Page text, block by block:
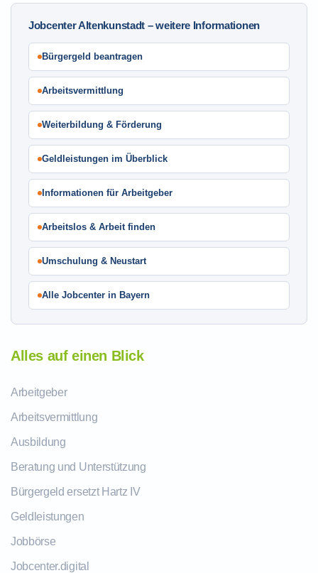
Jobcenter Altenkunstadt – weitere Informationen
Bürgergeld beantragen
Arbeitsvermittlung
Weiterbildung & Förderung
Geldleistungen im Überblick
Informationen für Arbeitgeber
Arbeitslos & Arbeit finden
Umschulung & Neustart
Alle Jobcenter in Bayern
Alles auf einen Blick
Arbeitgeber
Arbeitsvermittlung
Ausbildung
Beratung und Unterstützung
Bürgergeld ersetzt Hartz IV
Geldleistungen
Jobbörse
Jobcenter.digital